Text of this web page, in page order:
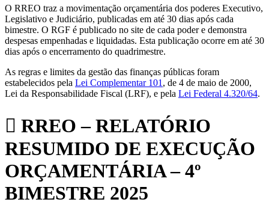
O RREO traz a movimentação orçamentária dos poderes Executivo,
Legislativo e Judiciário, publicadas em até 30 dias após cada
bimestre. O RGF é publicado no site de cada poder e demonstra
despesas empenhadas e liquidadas. Esta publicação ocorre em até 30
dias após o encerramento do quadrimestre.
As regras e limites da gestão das finanças públicas foram
estabelecidos pela Lei Complementar 101 , de 4 de maio de 2000,
Lei da Responsabilidade Fiscal (LRF), e pela Lei Federal 4.320/64.
RREO – RELATÓRIO
RESUMIDO DE EXECUÇÃO
ORÇAMENTÁRIA – 4º
BIMESTRE 2025